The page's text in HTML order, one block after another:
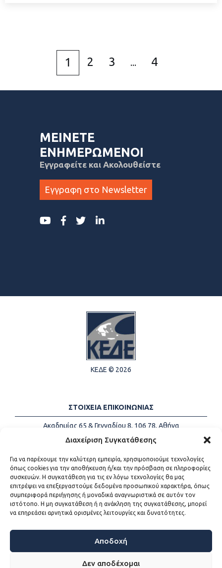
Διαχείριση Συγκατάθεσης
Για να παρέχουμε την καλύτερη εμπειρία, χρησιμοποιούμε τεχνολογίες
όπως cookies για την αποθήκευση ή/και την πρόσβαση σε πληροφορίες
συσκευών. Η συγκατάθεση για τις εν λόγω τεχνολογίες θα μας
επιτρέψει να επεξεργαστούμε δεδομένα προσωπικού χαρακτήρα, όπως
συμπεριφορά περιήγησης ή μοναδικά αναγνωριστικά σε αυτόν τον
ιστότοπο. Η μη συγκατάθεση ή η ανάκληση της συγκατάθεσης, μπορεί
να επηρεάσει αρνητικά ορισμένες λειτουργίες και δυνατότητες.
Αποδοχή
Δεν αποδέχομαι
1 2 3 ... 4
ΜΕΙΝΕΤΕ
ΕΝΗΜΕΡΩΜΕΝΟΙ
Εγγραφείτε και Ακολουθείστε
Εγγραφη στο Newsletter
ΚΕΔΕ © 2026
ΣΤΟΙΧΕΙΑ ΕΠΙΚΟΙΝΩΝΙΑΣ
Ακαδημίας 65 & Γενναδίου 8, 106 78, Αθήνα
Τηλέφωνα:
+30 213-2147500
Email:
info@kede.gr
ΧΡΗΣΙΜΟΙ ΣΥΝΔΕΣΜΟΙ
Η ΚΕΔΕ
Sitemap
Προσβασιμότητα
Όροι χρήσης